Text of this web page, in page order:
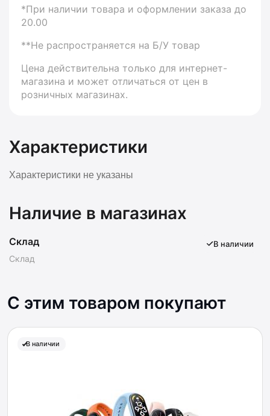
*При наличии товара и оформлении заказа до
20.00
**Не распространяется на Б/У товар
Цена действительна только для интернет-
магазина и может отличаться от цен в
розничных магазинах.
Характеристики
Характеристики не указаны
Наличие в магазинах
Склад
Склад
В наличии
С этим товаром покупают
В наличии